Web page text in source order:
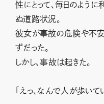
性にとって、毎日のよう
ぬ道路状況。
彼女が事故の危険や不安
ずだった。
しかし、事故は起きた。
「えっ、なんで人が歩いて